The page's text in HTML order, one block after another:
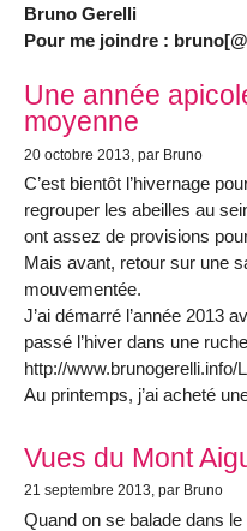
Bruno Gerelli
Pour me joindre :
Articles les plus
Une année
moyenne
20 octobre 2013 , par Bruno
C’est bientôt l’hivernage
regrouper les abeilles au
ont assez de provisions
Mais avant, retour sur une
mouvementée.
J’ai démarré l’année 2013
passé l’hiver dans une
http://
Au printemps, j’ai acheté
Vues du Mont
21 septembre 2013, par Bruno
Quand on se balade dans